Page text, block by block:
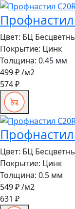
Профнастил
Цвет: БЦ
Покрытие: Цинк
Толщина: 0.45 мм
499 ₽/м2
574 ₽
Профнастил
Цвет: БЦ
Покрытие: Цинк
Толщина: 0.5 мм
549 ₽/м2
631 ₽